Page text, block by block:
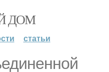
ДОМ
статьи